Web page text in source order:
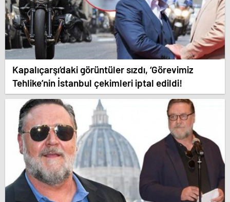
Kapalıçarşı’daki görüntüler sızdı, ‘Görevimiz
Tehlike’nin İstanbul çekimleri iptal edildi!